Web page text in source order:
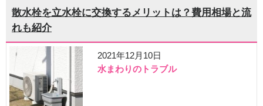
散水栓を立水栓に交換するメリットは？費用相場と流
れも紹介
2021年12月10日
水まわりのトラブル